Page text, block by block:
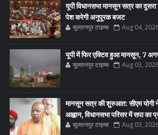
यूपी विधानसभा मानसून सत्र का
पेश करेगी अनुपूरक बजट
सुल्तानपुर टाइम्स Aug 04,
यूपी में फिर एक्टिव हुआ मानसून, 7
सुल्तानपुर टाइम्स Aug 03,
मानसून सत्र की शुरुआत: सीएम योगी
आह्वान, विधानसभा परिसर में सपा का
सुल्तानपुर टाइम्स Aug 03,